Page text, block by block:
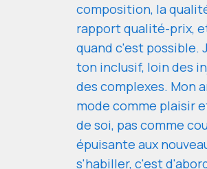
composition, la
rapport qualité-prix,
quand c'est possible.
ton inclusif, loin des
des complexes. Mon
mode comme plaisir
de soi, pas comme
épuisante aux
s'habiller, c'est